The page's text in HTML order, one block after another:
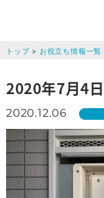
トップ> お役立ち情報一覧
2020年7月4日
2020.12.06